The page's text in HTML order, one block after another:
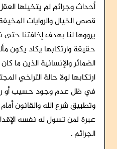
أحداث وجرائم لم يتخيلها
قصص الخيال والروايات المخيفة
يرووها لنا بهدف إخافتنا حتى
حقيقة وارتكابها يكاد يكون
الضمائر والإنسانية الذين ما
ارتكابها لولا حالة التراخي
في ظل عدم وجود حسيب أو
وتطبيق شرع الله والقانون
عبرة لمن تسول له نفسه
الجرائم .